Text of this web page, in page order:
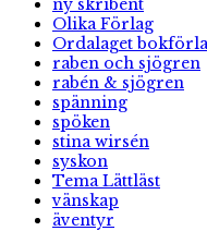
ny skribent
Olika Förlag
Ordalaget
raben och sjögren
rabén & sjögren
spänning
spöken
stina wirsén
syskon
Tema Lättläst
vänskap
äventyr